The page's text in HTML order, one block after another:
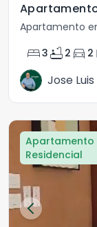
Apartamento
bed3 bathtub 2 directions_car 2
Jose
Apartamento
Residencial